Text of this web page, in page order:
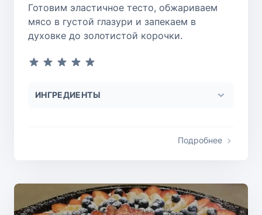
Готовим эластичное тесто, обжариваем
мясо в густой глазури и запекаем в
духовке до золотистой корочки.
ИНГРЕДИЕНТЫ
Подробнее